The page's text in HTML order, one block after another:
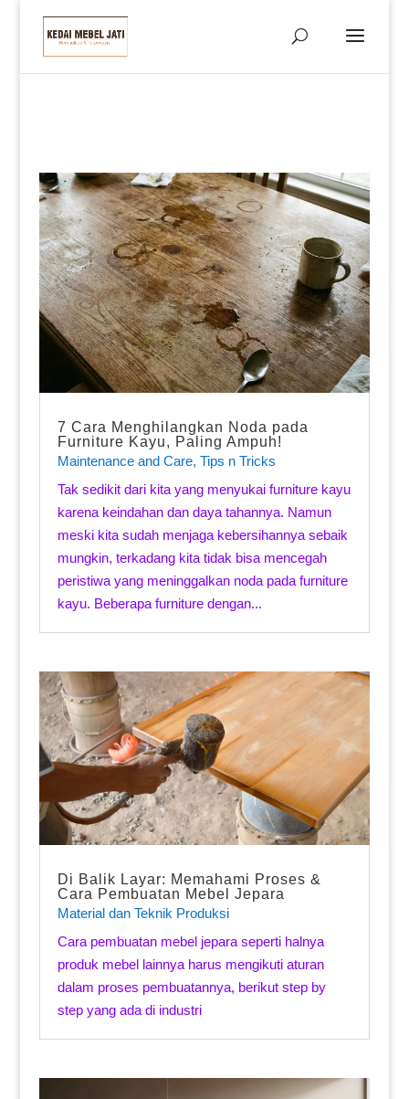
7 Cara Menghilangkan Noda pada
Furniture Kayu, Paling Ampuh!
Maintenance and Care, Tips n Tricks
Tak sedikit dari kita yang menyukai furniture kayu
karena keindahan dan daya tahannya. Namun
meski kita sudah menjaga kebersihannya sebaik
mungkin, terkadang kita tidak bisa mencegah
peristiwa yang meninggalkan noda pada furniture
kayu. Beberapa furniture dengan...
Di Balik Layar: Memahami Proses &
Cara Pembuatan Mebel Jepara
Material dan Teknik Produksi
Cara pembuatan mebel jepara seperti halnya
produk mebel lainnya harus mengikuti aturan
dalam proses pembuatannya, berikut step by
step yang ada di industri